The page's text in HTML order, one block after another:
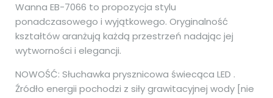
Wanna EB-7066 to propozycja stylu
ponadczasowego i wyjątkowego. Oryginalność
kształtów aranżują każdą przestrzeń nadając jej
wytworności i elegancji.
NOWOŚĆ: Słuchawka prysznicowa świecąca LED .
Źródło energii pochodzi z siły grawitacyjnej wody [nie